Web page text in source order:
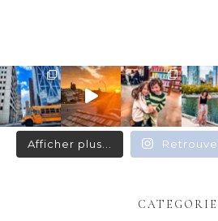
Afficher plus...